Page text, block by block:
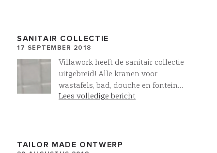
SANITAIR COLLECTIE
17 SEPTEMBER 2018
Villawork heeft de sanitair collectie
uitgebreid! Alle kranen voor
wastafels, bad, douche en fontein
zijn als op- en inbouwkranen te
detail @villawork
Lees volledige bericht
TAILOR MADE ONTWERP